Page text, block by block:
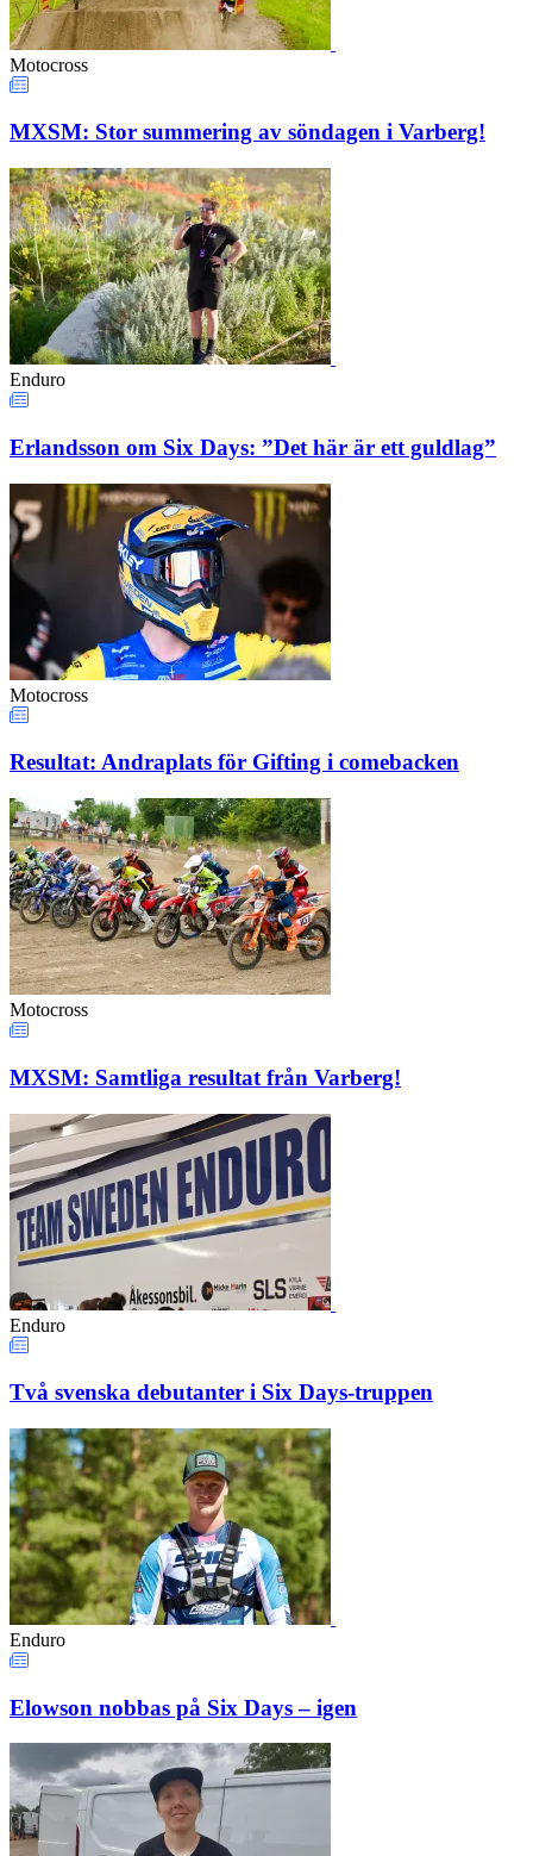
Motocross
MXSM: Stor summering av söndagen i Varberg!
Enduro
Erlandsson om Six Days: ”Det här är ett guldlag”
Motocross
Resultat: Andraplats för Gifting i comebacken
Motocross
MXSM: Samtliga resultat från Varberg!
Enduro
Två svenska debutanter i Six Days-truppen
Enduro
Elowson nobbas på Six Days – igen